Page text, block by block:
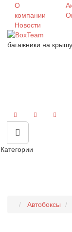
О
компании
Новости
багажники на
Категории
Автобоксы